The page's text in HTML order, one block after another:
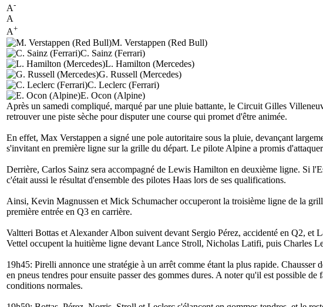
A-
A
A+
M. Verstappen (Red Bull)
C. Sainz (Ferrari)
L. Hamilton (Mercedes)
G. Russell (Mercedes)
C. Leclerc (Ferrari)
E. Ocon (Alpine)
Après un samedi compliqué, marqué par une pluie battante, le Circuit Gilles
retrouver une piste sèche pour disputer une course qui promet d'être animée.
En effet, Max Verstappen a signé une pole autoritaire sous la pluie, devançant
s'invitant en première ligne sur la grille du départ. Le pilote Alpine a promis
Derrière, Carlos Sainz sera accompagné de Lewis Hamilton en deuxième ligne. Si
c'était aussi le résultat d'ensemble des pilotes Haas lors de ses qualifications.
Ainsi, Kevin Magnussen et Mick Schumacher occuperont la troisième ligne de la
première entrée en Q3 en carrière.
Valtteri Bottas et Alexander Albon suivent devant Sergio Pérez, accidenté en Q2,
Vettel occupent la huitième ligne devant Lance Stroll, Nicholas Latifi, puis Charles
19h45: Pirelli annonce une stratégie à un arrêt comme étant la plus rapide.
en pneus tendres pour ensuite passer des gommes dures. A noter qu'il est possible
conditions normales.